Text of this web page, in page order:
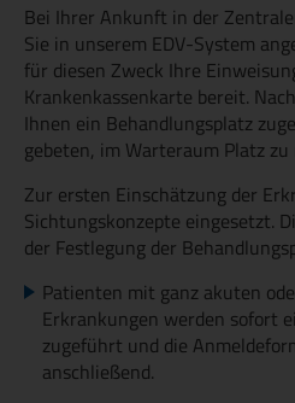
Bei Ihrer Ankunft in der
Sie in unserem EDV-System
für diesen Zweck Ihre
Krankenkassenkarte bereit.
Ihnen ein Behandlungsplatz
gebeten, im Warteraum Platz zu
Zur ersten Einschätzung der
Sichtungskonzepte eingesetzt.
der Festlegung der
Patienten mit ganz akuten
Erkrankungen werden sofort
zugeführt und die
anschließend.